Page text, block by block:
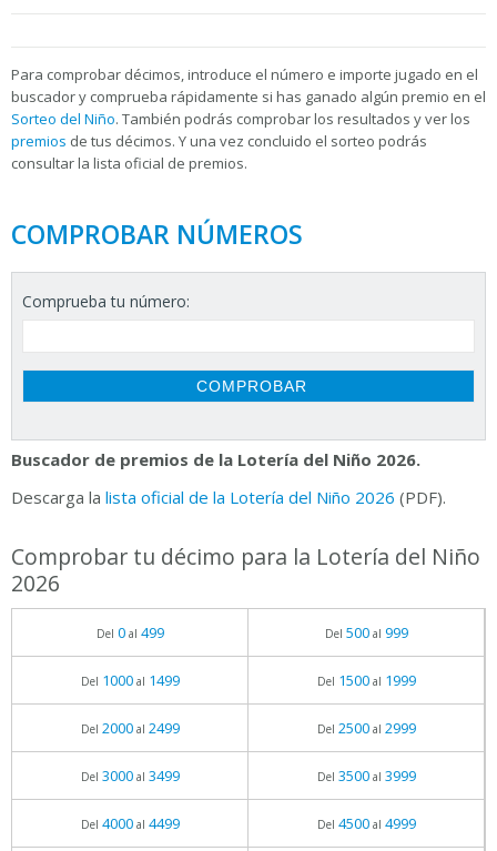
Para comprobar décimos, introduce el número e importe jugado en el
buscador y comprueba rápidamente si has ganado algún premio en el
Sorteo del Niño. También podrás comprobar los resultados y ver los
premios de tus décimos. Y una vez concluido el sorteo podrás
consultar la lista oficial de premios.
COMPROBAR NÚMEROS
Comprueba tu número:
Buscador de premios de la Lotería del Niño 2026.
Descarga la lista oficial de la Lotería del Niño 2026 (PDF).
Comprobar tu décimo para la Lotería del Niño
2026
Del 0al 499 Del 500al 999
Del 1000al 1499 Del 1500al 1999
Del 2000al 2499 Del 2500al 2999
Del 3000al 3499 Del 3500al 3999
Del 4000al 4499 Del 4500al 4999